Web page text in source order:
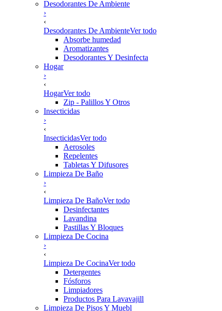
Desodorantes De Ambiente
›
‹
Desodorantes De AmbienteVer todo
Absorbe humedad
Aromatizantes
Desodorantes Y Desinfecta
Hogar
›
‹
HogarVer todo
Zip - Palillos Y Otros
Insecticidas
›
‹
InsecticidasVer todo
Aerosoles
Repelentes
Tabletas Y Difusores
Limpieza De Baño
›
‹
Limpieza De BañoVer todo
Desinfectantes
Lavandina
Pastillas Y Bloques
Limpieza De Cocina
›
‹
Limpieza De CocinaVer todo
Detergentes
Fósforos
Limpiadores
Productos Para Lavavajill
Limpieza De Pisos Y Muebl